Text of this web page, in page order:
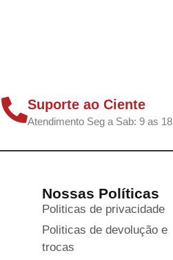
Suporte ao Ciente
Atendimento Seg a Sab: 9 as 18
Nossas Políticas
Politicas de privacidade
Politicas de devolução e
trocas